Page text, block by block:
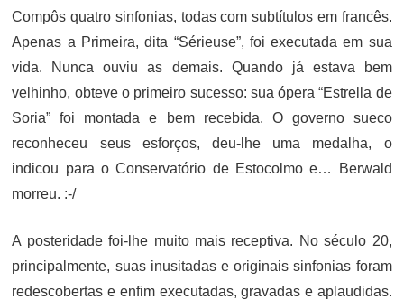
Compôs quatro sinfonias, todas com subtítulos em francês.
Apenas a Primeira, dita “Sérieuse”, foi executada em sua
vida. Nunca ouviu as demais. Quando já estava bem
velhinho, obteve o primeiro sucesso: sua ópera “Estrella de
Soria” foi montada e bem recebida. O governo sueco
reconheceu seus esforços, deu-lhe uma medalha, o
indicou para o Conservatório de Estocolmo e… Berwald
morreu. :-/
A posteridade foi-lhe muito mais receptiva. No século 20,
principalmente, suas inusitadas e originais sinfonias foram
redescobertas e enfim executadas, gravadas e aplaudidas.